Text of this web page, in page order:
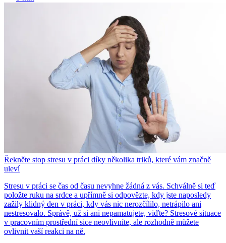
Řekněte stop stresu v práci díky několika triků, které vám značně
uleví
Stresu v práci se čas od času nevyhne žádná z vás. Schválně si teď
položte ruku na srdce a upřímně si odpovězte, kdy jste naposledy
zažily klidný den v práci, kdy vás nic nerozčílilo, netrápilo ani
nestresovalo. Správě, už si ani nepamatujete, viďte? Stresové situace
v pracovním prostřední sice neovlivníte, ale rozhodně můžete
ovlivnit vaší reakci na ně.